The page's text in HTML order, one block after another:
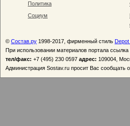
Политика
Социум
© Состав.ру 1998-2017, фирменный стиль Depot
При использовании материалов портала ссылка
тел/факс: +7 (495) 230 0597 адрес: 109004,
Администрация Sostav.ru просит Вас сообщать